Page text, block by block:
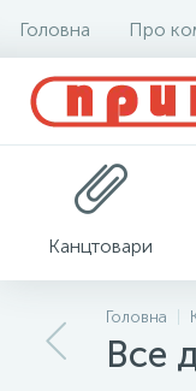
Головна Про
Канцтовари
Головна
Все